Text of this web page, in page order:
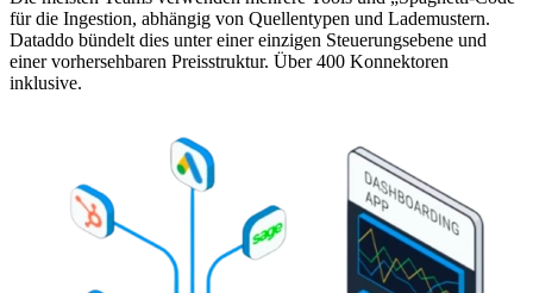
für die Ingestion, abhängig von Quellentypen und Lademustern.
Dataddo bündelt dies unter einer einzigen Steuerungsebene und
einer vorhersehbaren Preisstruktur. Über 400 Konnektoren
inklusive.